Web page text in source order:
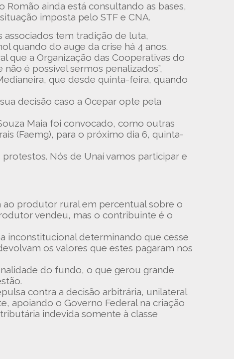
ainda está consultando as bases,
imposta pelo STF e CNA.
associados tem tradição de luta,
quando do auge da crise há 4 anos.
que a Organização das Cooperativas do
é possível sermos penalizados”,
que desde quinta-feira, quando
decisão caso a Ocepar opte pela
Maia foi convocado, como outras
(Faemg), para o próximo dia 6, quinta-
Nós de Unaí vamos participar e
ao produtor rural em percentual sobre o
vendeu, mas o contribuinte é o
inconstitucional determinando que cesse
os valores que estes pagaram nos
do fundo, o que gerou grande
contra a decisão arbitrária, unilateral
apoiando o Governo Federal na criação
indevida somente à classe